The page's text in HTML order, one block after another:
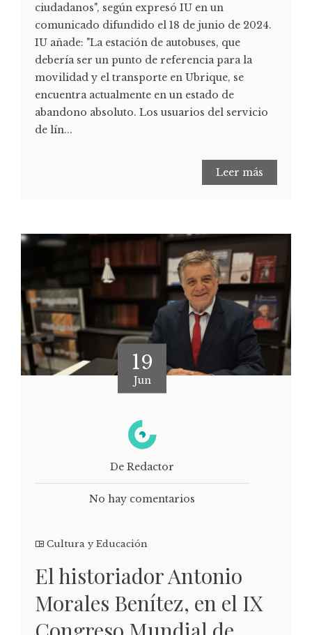
ciudadanos", según expresó IU en un
comunicado difundido el 18 de junio de 2024.
IU añade: "La estación de autobuses, que
debería ser un punto de referencia para la
movilidad y el transporte en Ubrique, se
encuentra actualmente en un estado de
abandono absoluto. Los usuarios del servicio
de lín...
Leer más
19
Jun
De Redactor
No hay comentarios
Cultura y Educación
El historiador Antonio
Morales Benítez, en el IX